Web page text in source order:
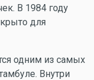
В 1984 году
для
одним из самых
Внутри